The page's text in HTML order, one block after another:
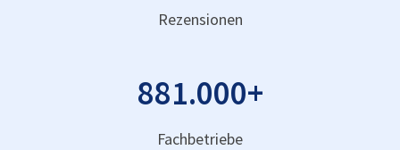
Rezensionen
881.000+
Fachbetriebe